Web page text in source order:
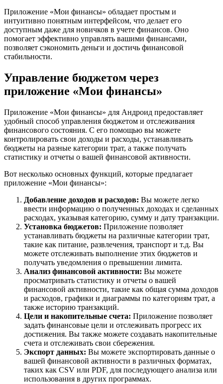
Приложение «Мои финансы» обладает простым и
интуитивно понятным интерфейсом, что делает его
доступным даже для новичков в учете финансов. Оно
помогает эффективно управлять вашими финансами,
позволяет сэкономить деньги и достичь финансовой
стабильности.
Управление бюджетом через
приложение «Мои финансы»
Приложение «Мои финансы» для Андроид предоставляет
удобный способ управления бюджетом и отслеживания
финансового состояния. С его помощью вы можете
контролировать свои доходы и расходы, устанавливать
бюджеты на разные категории трат, а также получать
статистику и отчеты о вашей финансовой активности.
Вот несколько основных функций, которые предлагает
приложение «Мои финансы»:
Добавление доходов и расходов: Вы можете легко
ввести информацию о полученных доходах и сделанных
расходах, указывая категорию, сумму и дату транзакции.
Установка бюджетов: Приложение позволяет
устанавливать бюджеты на различные категории трат,
такие как питание, развлечения, транспорт и т.д. Вы
можете отслеживать выполнение этих бюджетов и
получать уведомления о превышении лимита.
Анализ финансовой активности: Вы можете
просматривать статистику и отчеты о вашей
финансовой активности, такие как общая сумма доходов
и расходов, графики и диаграммы по категориям трат, а
также историю транзакций.
Цели и накопительные счета: Приложение позволяет
задать финансовые цели и отслеживать прогресс их
достижения. Вы также можете создавать накопительные
счета и отслеживать свои сбережения.
Экспорт данных: Вы можете экспортировать данные о
вашей финансовой активности в различных форматах,
таких как CSV или PDF, для последующего анализа или
использования в других программах.